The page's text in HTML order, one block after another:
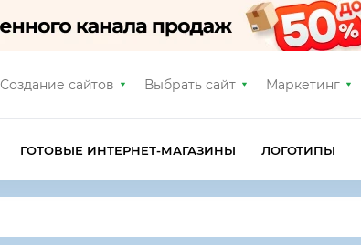
Создание сайтов Выбрать сайт Маркетинг
ГОТОВЫЕ ИНТЕРНЕТ-МАГАЗИНЫ ЛОГОТИПЫ